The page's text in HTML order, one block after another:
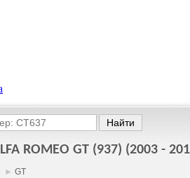
ROMEO GT (937) (2003 -
► GT